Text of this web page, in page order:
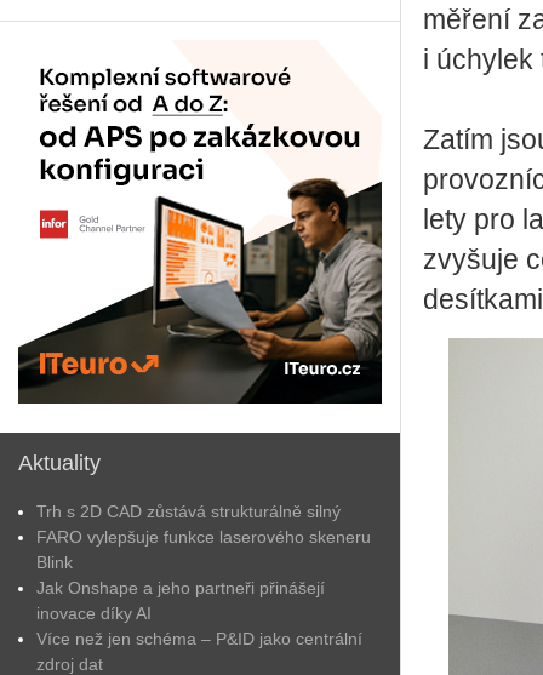
Aktuality
Trh s 2D CAD zůstává strukturálně silný
FARO vylepšuje funkce laserového skeneru
Blink
Jak Onshape a jeho partneři přinášejí
inovace díky AI
Více než jen schéma – P&ID jako centrální
zdroj dat
měření
i úchylek
Zatím
lety pro
zvyšuje